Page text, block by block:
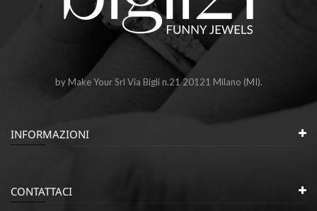
by Make Your Srl Via Bigli n.21 20121 Milano (MI).
INFORMAZIONI
CONTATTACI